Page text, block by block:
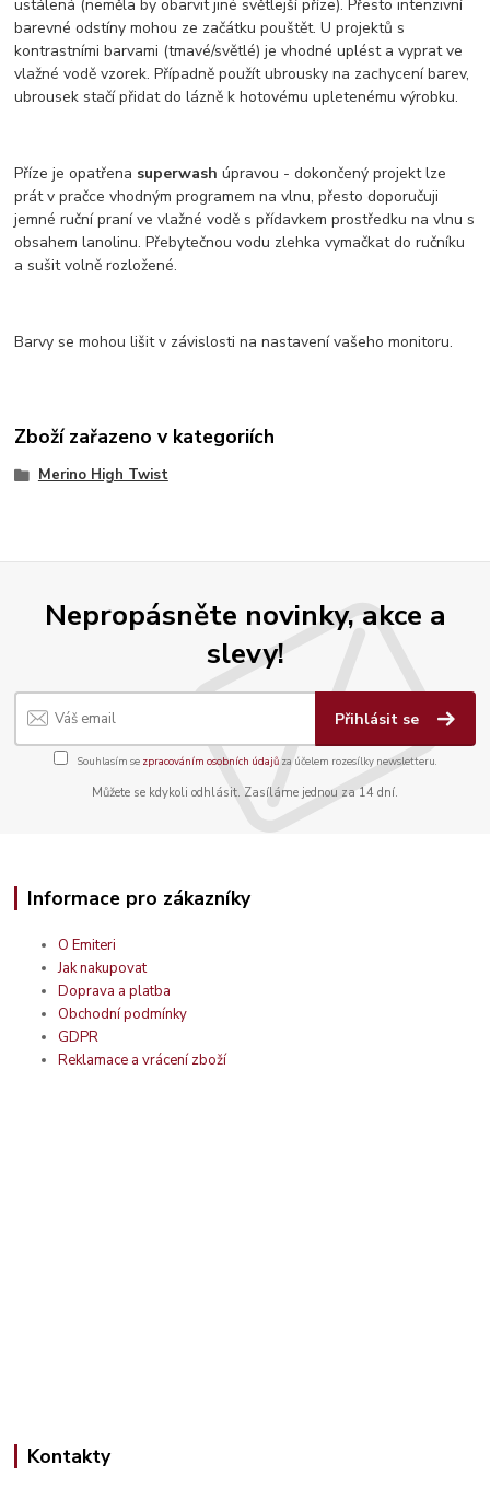
ustálená (neměla by obarvit jiné světlejší příze). Přesto intenzivní
barevné odstíny mohou ze začátku pouštět. U projektů s
kontrastními barvami (tmavé/světlé) je vhodné uplést a vyprat ve
vlažné vodě vzorek. Případně použít ubrousky na zachycení barev,
ubrousek stačí přidat do lázně k hotovému upletenému výrobku.
Příze je opatřena superwash úpravou - dokončený projekt lze
prát v pračce vhodným programem na vlnu, přesto doporučuji
jemné ruční praní ve vlažné vodě s přídavkem prostředku na vlnu s
obsahem lanolinu. Přebytečnou vodu zlehka vymačkat do ručníku
a sušit volně rozložené.
Barvy se mohou lišit v závislosti na nastavení vašeho monitoru.
Zboží zařazeno v kategoriích
Merino High Twist
Nepropásněte novinky, akce a
slevy!
Přihlásit se
Souhlasím se zpracováním osobních údajůza účelem rozesílky newsletteru.
Můžete se kdykoli odhlásit. Zasíláme jednou za 14 dní.
Informace pro zákazníky
O Emiteri
Jak nakupovat
Doprava a platba
Obchodní podmínky
GDPR
Reklamace a vrácení zboží
Kontakty